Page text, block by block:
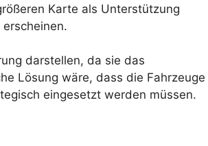
Karte als Unterstützung
darstellen, da sie das
Lösung wäre, dass die Fahrzeuge
eingesetzt werden müssen.